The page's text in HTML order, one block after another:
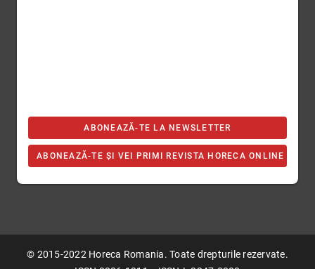
ABONEAZĂ-TE LA NEWSLETTER
ABONEAZĂ-TE ȘI VEI PRIMI REVISTA HORECA ONLINE
© 2015-2022 Horeca Romania. Toate drepturile rezervate.